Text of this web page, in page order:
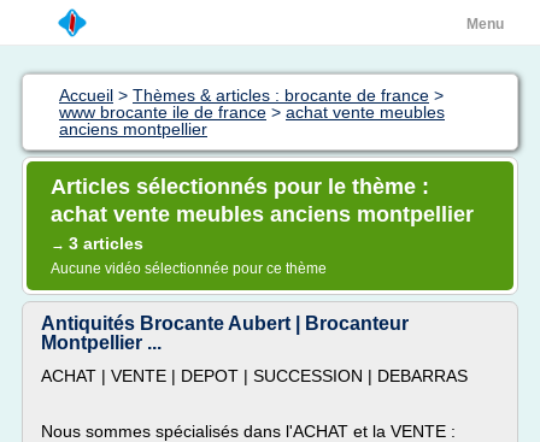
Menu
Accueil > Thèmes & articles : brocante de france >
www brocante ile de france > achat vente meubles
anciens montpellier
Articles sélectionnés pour le thème :
achat vente meubles anciens montpellier
→ 3 articles
Aucune vidéo sélectionnée pour ce thème
Antiquités Brocante Aubert | Brocanteur
Montpellier ...
ACHAT | VENTE | DEPOT | SUCCESSION | DEBARRAS
Nous sommes spécialisés dans l'ACHAT et la VENTE :